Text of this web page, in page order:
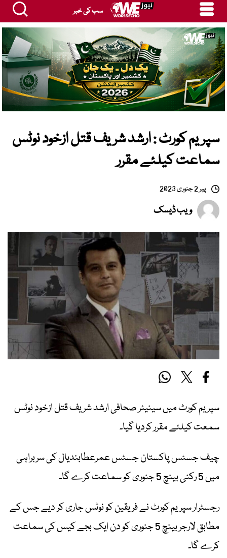
سب کی خبر
سپریم کورٹ : ارشد شریف قتل ازخود نوٹس
سماعت کیلئے مقرر
پیر 2 جنوری 2023
ویب ڈیسک
سپریم کورٹ میں سینیئر صحافی ارشد شریف قتل ازخود نوٹس
سمعت کیلئے مقرر کردیا گیا۔
چیف جسٹس پاکستان جسٹس عمرعطابندیال کی سربراہی
میں 5 رکنی بینچ 5 جنوری کو سماعت کرے گا۔
رجسٹرار سپریم کورٹ نے فریقین کو نوٹس جاری کر دیے جس کے
مطابق لارجر بینچ 5 جنوری کو دن ایک بجے کیس کی سماعت
کرے گا۔